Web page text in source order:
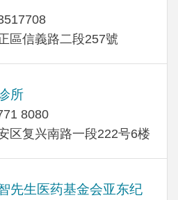
區信義路二段257號
所
8080
区复兴南路一段222号6楼
先生医药基金会亚东纪